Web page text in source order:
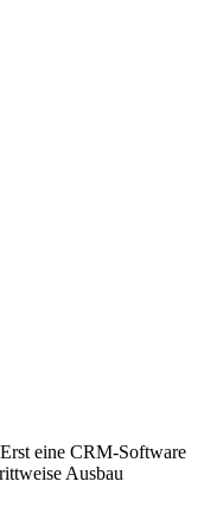
eine CRM-Software
Ausbau